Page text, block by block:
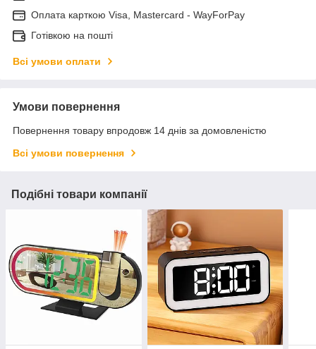
Оплата карткою Visa, Mastercard - WayForPay
Готівкою на пошті
Всі умови оплати
Умови повернення
Повернення товару впродовж 14 днів за домовленістю
Всі умови повернення
Подібні товари компанії